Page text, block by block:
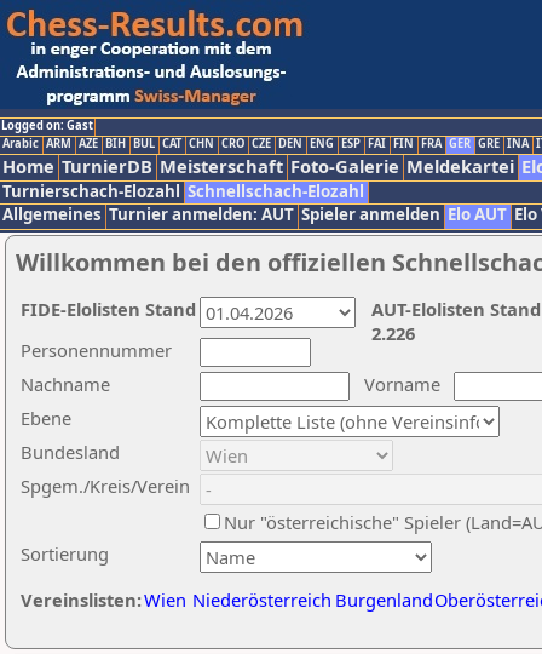
Logged on: Gast
Arabic ARM AZE BIH BUL CAT CHN CRO CZE DEN ENG ESP FAI FIN FRA GER GRE INA
Home TurnierDB Meisterschaft Foto-Galerie Meldekartei
Turnierschach-Elozahl Schnellschach-Elozahl
Allgemeines Turnier anmelden: AUT Spieler anmelden Elo AUT
Willkommen bei den offiziellen
Nachname
Vorname
Ebene
Sortierung
Personennummer
Bundesland
Spgem./Kreis/Verein
Nur "österreichische" Spieler
Vereinslisten:Wien Niederösterreich Burgenland
AUT-Elolisten
2.226
FIDE-Elolisten Stand